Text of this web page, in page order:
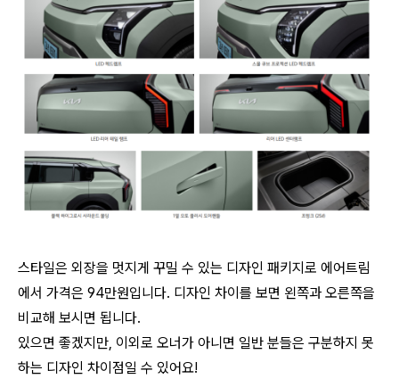
스타일은 외장을 멋지게 꾸밀 수 있는 디자인 패키지로 에어트림
에서 가격은 94만원입니다. 디자인 차이를 보면 왼쪽과 오른쪽을
비교해 보시면 됩니다.
있으면 좋겠지만, 이외로 오너가 아니면 일반 분들은 구분하지 못
하는 디자인 차이점일 수 있어요!